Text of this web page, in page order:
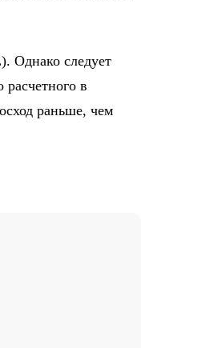
Однако следует
в
раньше, чем